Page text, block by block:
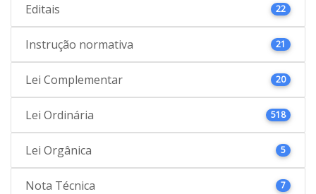
Editais 22
Instrução normativa 21
Lei Complementar 20
Lei Ordinária 518
Lei Orgânica 5
Nota Técnica 7